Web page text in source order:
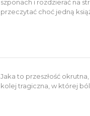
szponach i rozdzierać na
przeczytać choć jedną
Jaka to przeszłość
kolej tragiczna, w której